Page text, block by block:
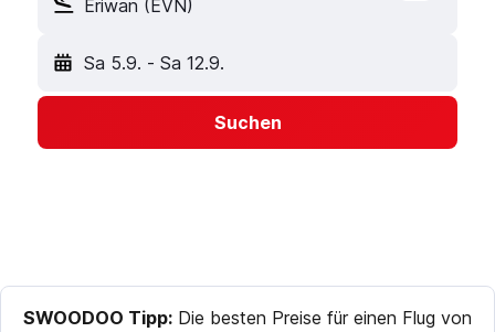
Eriwan (EVN)
Sa 5.9. - Sa 12.9.
Suchen
SWOODOO Tipp: Die besten Preise für einen Flug von